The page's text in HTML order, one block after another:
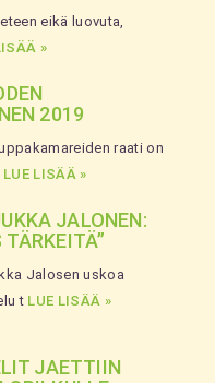
eikä luovuta,
»
2019
raati on
LUE LISÄÄ »
JALONEN:
Jalosen uskoa
t LUE LISÄÄ »
JAETTIIN